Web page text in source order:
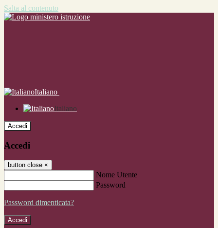
Salta al contenuto
Italiano
Italiano
Accedi
Accedi
button close ×
Nome Utente
Password
Password dimenticata?